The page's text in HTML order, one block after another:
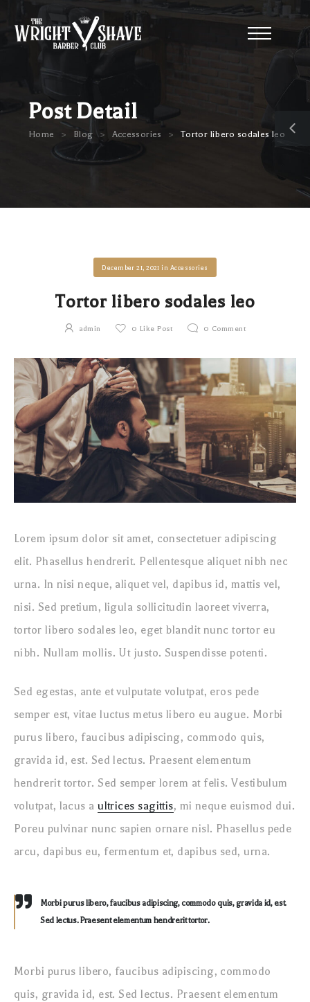
Post Detail
Home > Blog > Accessories > Tortor libero sodales leo
December 21, 2021 in Accessories
Tortor libero sodales leo
admin 0 Like Post 0 Comment
Lorem ipsum dolor sit amet, consectetuer adipiscing
elit. Phasellus hendrerit. Pellentesque aliquet nibh nec
urna. In nisi neque, aliquet vel, dapibus id, mattis vel,
nisi. Sed pretium, ligula sollicitudin laoreet viverra,
tortor libero sodales leo, eget blandit nunc tortor eu
nibh. Nullam mollis. Ut justo. Suspendisse potenti.
Sed egestas, ante et vulputate volutpat, eros pede
semper est, vitae luctus metus libero eu augue. Morbi
purus libero, faucibus adipiscing, commodo quis,
gravida id, est. Sed lectus. Praesent elementum
hendrerit tortor. Sed semper lorem at felis. Vestibulum
volutpat, lacus aultrices sagittis, mi neque euismod dui.
Poreu pulvinar nunc sapien ornare nisl. Phasellus pede
arcu, dapibus eu, fermentum et, dapibus sed, urna.
Morbi purus libero, faucibus adipiscing, commodo quis, gravida id, est.
Sed lectus. Praesent elementum hendrerit tortor.
Morbi purus libero, faucibus adipiscing, commodo
quis, gravida id, est. Sed lectus. Praesent elementum